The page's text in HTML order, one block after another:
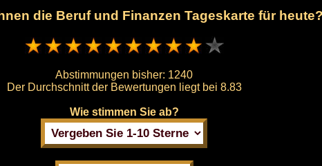
die Beruf und Finanzen Tageskarte für
Abstimmungen bisher: 1240
Der Durchschnitt der Bewertungen liegt bei 8.83
Wie stimmen Sie ab?